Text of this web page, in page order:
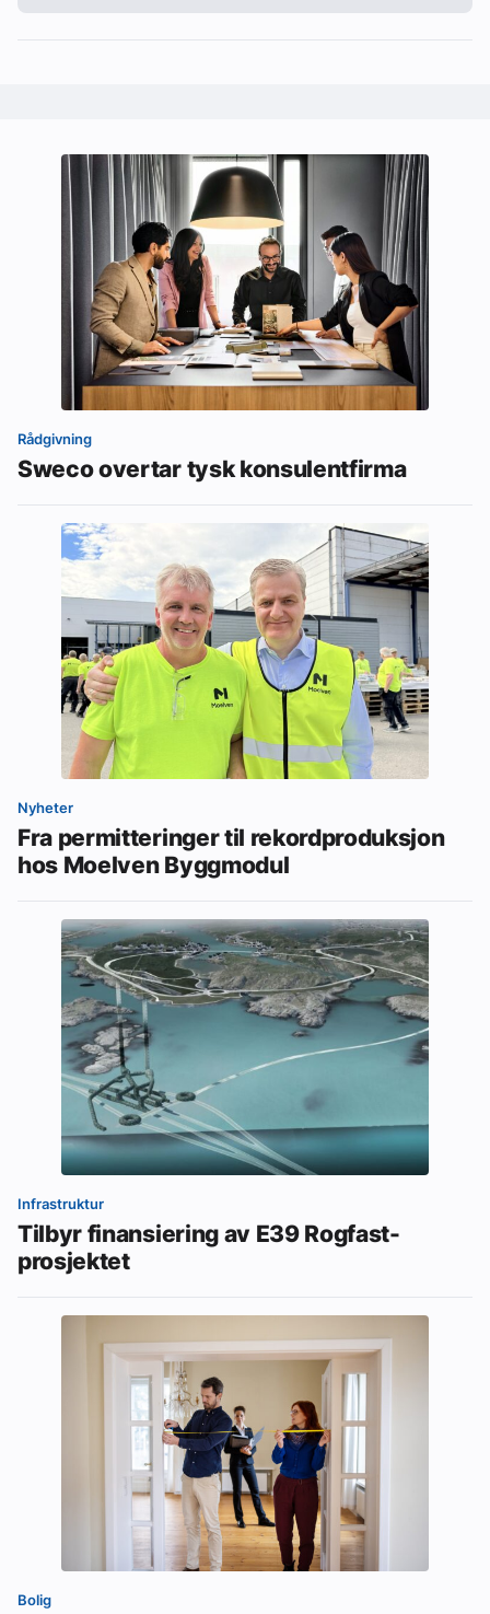
Rådgivning
Sweco overtar tysk konsulentfirma
Nyheter
Fra permitteringer til rekordproduksjon
hos Moelven Byggmodul
Infrastruktur
Tilbyr finansiering av E39 Rogfast-
prosjektet
Bolig